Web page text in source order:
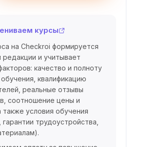
курсы
на Checkroi формируется
редакции и учитывает
качество и полноту
квалификацию
реальные отзывы
соотношение цены и
также условия обучения
гарантии трудоустройства,